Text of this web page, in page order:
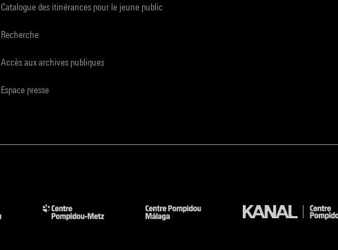
Catalogue des itinérances pour le jeune public
Recherche
Accès aux archives publiques
Espace presse